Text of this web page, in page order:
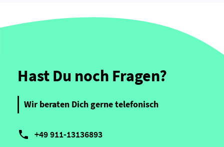
Hast Du noch Fragen?
Wir beraten Dich gerne telefonisch
 +49 911-13136893